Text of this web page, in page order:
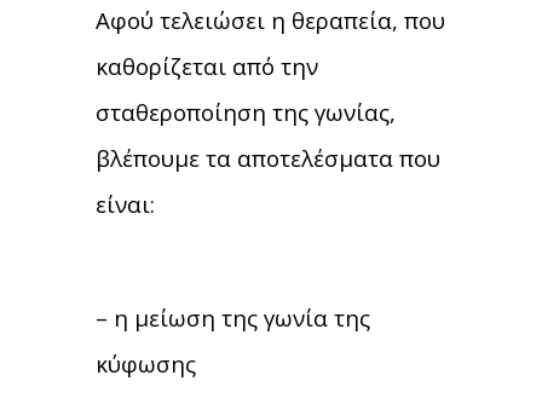
Αφού τελειώσει η θεραπεία, που
καθορίζεται από την
σταθεροποίηση της γωνίας,
βλέπουμε τα αποτελέσματα που
είναι:
– η μείωση της γωνία της
κύφωσης